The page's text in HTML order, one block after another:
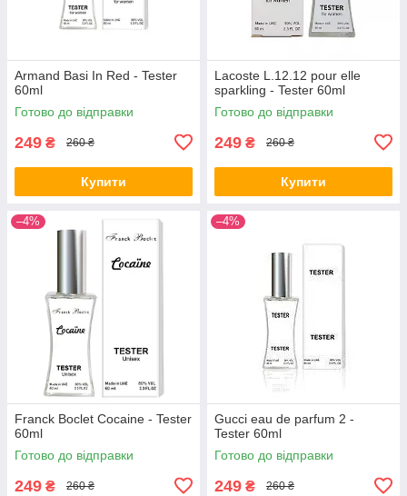
Armand Basi In Red - Tester
60ml
Готово до відправки
249 ₴ 260 ₴
Купити
Lacoste L.12.12 pour elle
sparkling - Tester 60ml
Готово до відправки
249 ₴ 260 ₴
Купити
–4%
Franck Boclet Cocaine - Tester
60ml
Готово до відправки
249 ₴ 260 ₴
–4%
Gucci eau de parfum 2 -
Tester 60ml
Готово до відправки
249 ₴ 260 ₴